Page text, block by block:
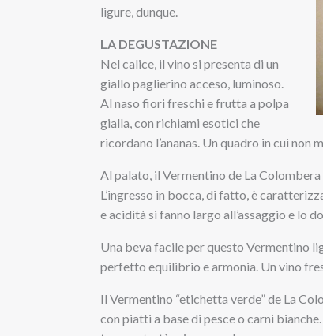
ligure, dunque.
LA DEGUSTAZIONE
Nel calice, il vino si presenta di un
giallo paglierino acceso, luminoso.
Al naso fiori freschi e frutta a polpa
gialla, con richiami esotici che
ricordano l’ananas. Un quadro in cui non
Al palato, il Vermentino de La
L’ingresso in bocca, di fatto, è
e acidità si fanno largo all’assaggio e lo
Una beva facile per questo Vermentino
perfetto equilibrio e armonia. Un vino
Il Vermentino “etichetta verde” de La
con piatti a base di pesce o carni